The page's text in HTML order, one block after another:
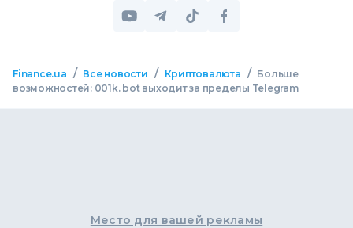
Finance.ua / Все новости / Криптовалюта / Больше
возможностей: 001k. bot выходит за пределы Telegram
Место для вашей рекламы